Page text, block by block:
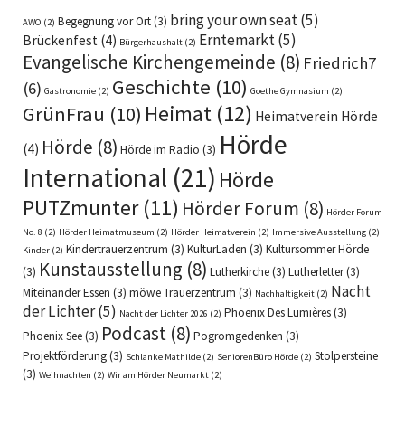
AWO (2) Begegnung vor Ort(3) bring your own seat(5)
Brückenfest (4) Bürgerhaushalt (2) Erntemarkt(5)
Evangelische Kirchengemeinde (8) Friedrich7
(6) Gastronomie (2) Geschichte (10) Goethe Gymnasium (2)
GrünFrau (10) Heimat (12) Heimatverein Hörde
(4) Hörde (8) Hörde im Radio (3) Hörde
International (21) Hörde
PUTZmunter(11) Hörder Forum (8) Hörder Forum
No. 8 (2) Hörder Heimatmuseum (2) Hörder Heimatverein (2) Immersive Ausstellung (2)
Kinder (2) Kindertrauerzentrum (3) KulturLaden (3) Kultursommer Hörde
(3) Kunstausstellung (8) Lutherkirche(3) Lutherletter(3)
Miteinander Essen (3) möwe Trauerzentrum (3) Nachhaltigkeit (2) Nacht
der Lichter(5) Nacht der Lichter 2026 (2) Phoenix Des Lumières(3)
Phoenix See(3) Podcast (8) Pogromgedenken (3)
Projektförderung(3) Schlanke Mathilde (2) SeniorenBüro Hörde (2) Stolpersteine
(3) Weihnachten (2) Wir am Hörder Neumarkt (2)